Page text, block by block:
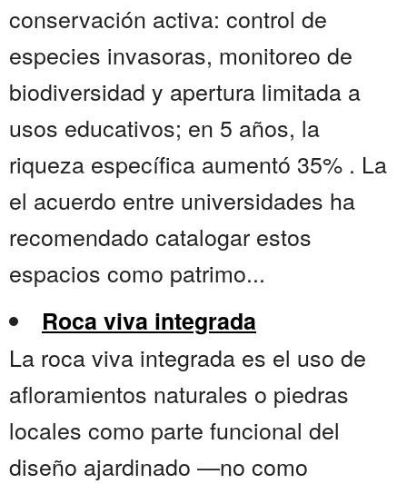
conservación activa: control de
especies invasoras, monitoreo de
biodiversidad y apertura limitada a
usos educativos; en 5 años, la
riqueza específica aumentó 35% . La
el acuerdo entre universidades ha
recomendado catalogar estos
espacios como patrimo...
Roca viva integrada
La roca viva integrada es el uso de
afloramientos naturales o piedras
locales como parte funcional del
diseño ajardinado —no como